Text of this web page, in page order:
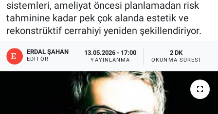
sistemleri, ameliyat öncesi planlamadan risk
tahminine kadar pek çok alanda estetik ve
rekonstrüktif cerrahiyi yeniden şekillendiriyor.
ERDAL ŞAHAN
EDITÖR
13.05.2026 - 17:00
YAYINLANMA
2 DK
OKUNMA SÜRESI